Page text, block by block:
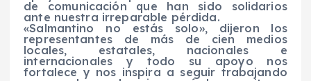
de comunicación que han sido solidarios
ante nuestra irreparable pérdida.
«Salmantino no estás solo», dijeron los
representantes de más de cien medios
locales, estatales, nacionales e
internacionales y todo su apoyo nos
fortalece y nos inspira a seguir trabajando